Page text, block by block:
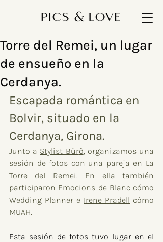
Torre del Remei, un lugar
de ensueño en la
Cerdanya.
Escapada romántica en
Bolvir, situado en la
Cerdanya, Girona.
Junto a Stylist Bürô, organizamos una
sesión de fotos con una pareja en La
Torre del Remei. En ella también
participaron Emocions de Blanc cómo
Wedding Planner e Irene Pradell cómo
MUAH.
Esta sesión de fotos tuvo lugar en el